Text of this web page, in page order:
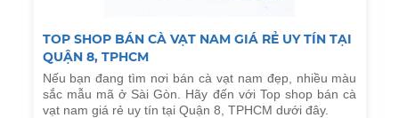
TOP SHOP BÁN CÀ VẠT NAM GIÁ RẺ UY TÍN TẠI
QUẬN 8, TPHCM
Nếu bạn đang tìm nơi bán cà vạt nam đẹp, nhiều màu
sắc mẫu mã ở Sài Gòn. Hãy đến với Top shop bán cà
vạt nam giá rẻ uy tín tại Quận 8, TPHCM dưới đây.